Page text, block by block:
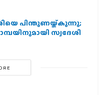
പിന്തുണയ്ക്കുന്നു;
സ്വദേശി